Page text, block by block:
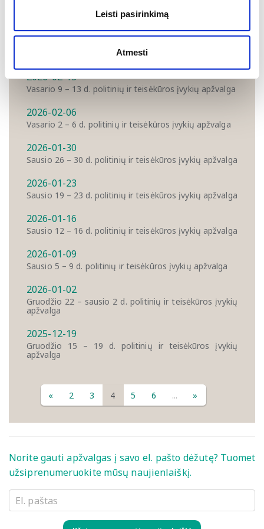
Leisti pasirinkimą
Atmesti
16 d. turėjusius įvykti pirmalaikius mero rinkimus.
2026-02-13
Vasario 9 – 13 d. politinių ir teisėkūros įvykių apžvalga
2026-02-06
Vasario 2 – 6 d. politinių ir teisėkūros įvykių apžvalga
2026-01-30
Sausio 26 – 30 d. politinių ir teisėkūros įvykių apžvalga
2026-01-23
Sausio 19 – 23 d. politinių ir teisėkūros įvykių apžvalga
2026-01-16
Sausio 12 – 16 d. politinių ir teisėkūros įvykių apžvalga
2026-01-09
Sausio 5 – 9 d. politinių ir teisėkūros įvykių apžvalga
2026-01-02
Gruodžio 22 – sausio 2 d. politinių ir teisėkūros įvykių
apžvalga
2025-12-19
Gruodžio 15 – 19 d. politinių ir teisėkūros įvykių
apžvalga
« 2 3 4 5 6 ... »
Norite gauti apžvalgas į savo el. pašto dėžutę? Tuomet
užsiprenumeruokite mūsų naujienlaiškį.